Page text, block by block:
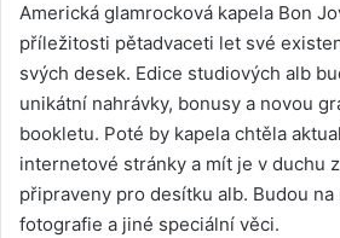
Americká glamrocková kapela Bon
příležitosti pětadvaceti let své
svých desek. Edice studiových alb
unikátní nahrávky, bonusy a novou
bookletu. Poté by kapela chtěla
internetové stránky a mít je v duchu
připraveny pro desítku alb. Budou
fotografie a jiné speciální věci.